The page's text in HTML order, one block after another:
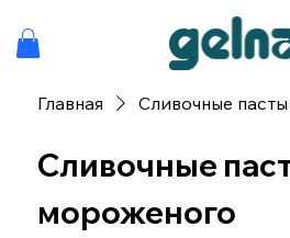
Главная Сливочные
Сливочные
мороженого